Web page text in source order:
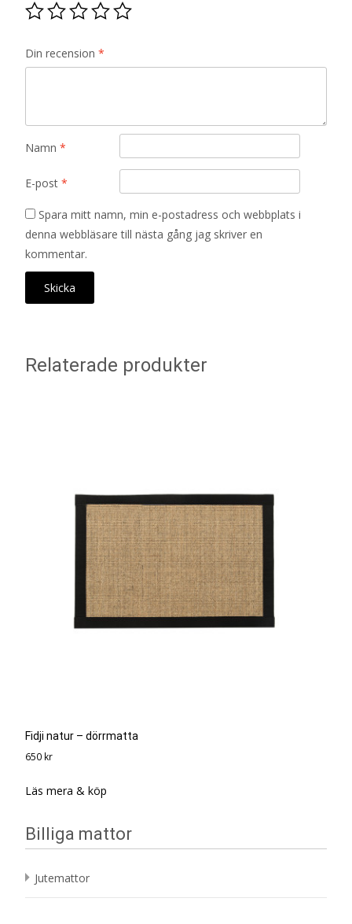
Din recension *
Namn *
E-post *
Spara mitt namn, min e-postadress och webbplats i
denna webbläsare till nästa gång jag skriver en
kommentar.
Relaterade produkter
Fidji natur – dörrmatta
650 kr
Läs mera & köp
Billiga mattor
Jutemattor